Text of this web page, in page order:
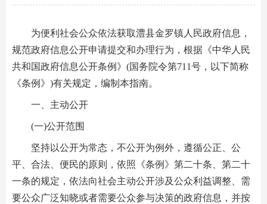
为便利社会公众依法获取澧县金罗镇人民政府信息，
规范政府信息公开申请提交和办理行为，根据《中华人民
共和国政府信息公开条例》(国务院令第711号，以下简称
《条例》)有关规定，编制本指南。
一、主动公开
(一)公开范围
坚持以公开为常态，不公开为例外，遵循公正、公
平、合法、便民的原则，依照《条例》第二十条、第二十
一条的规定，依法向社会主动公开涉及公众利益调整、需
要公众广泛知晓或者需要公众参与决策的政府信息，并按